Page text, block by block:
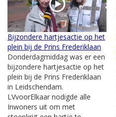
Bijzondere hartjesactie op het
plein bij de Prins Frederiklaan
Donderdagmiddag was er een
bijzondere hartjesactie op het
plein bij de Prins Frederiklaan
in Leidschendam.
LVvoorElkaar nodigde alle
Inwoners uit om met